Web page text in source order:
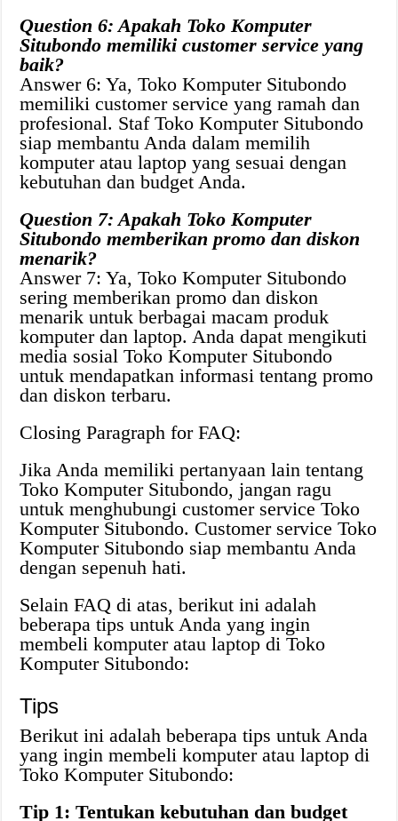
Question 6: Apakah Toko Komputer
Situbondo memiliki customer service yang
baik?
Answer 6: Ya, Toko Komputer Situbondo
memiliki customer service yang ramah dan
profesional. Staf Toko Komputer Situbondo
siap membantu Anda dalam memilih
komputer atau laptop yang sesuai dengan
kebutuhan dan budget Anda.
Question 7: Apakah Toko Komputer
Situbondo memberikan promo dan diskon
menarik?
Answer 7: Ya, Toko Komputer Situbondo
sering memberikan promo dan diskon
menarik untuk berbagai macam produk
komputer dan laptop. Anda dapat mengikuti
media sosial Toko Komputer Situbondo
untuk mendapatkan informasi tentang promo
dan diskon terbaru.
Closing Paragraph for FAQ:
Jika Anda memiliki pertanyaan lain tentang
Toko Komputer Situbondo, jangan ragu
untuk menghubungi customer service Toko
Komputer Situbondo. Customer service Toko
Komputer Situbondo siap membantu Anda
dengan sepenuh hati.
Selain FAQ di atas, berikut ini adalah
beberapa tips untuk Anda yang ingin
membeli komputer atau laptop di Toko
Komputer Situbondo:
Tips
Berikut ini adalah beberapa tips untuk Anda
yang ingin membeli komputer atau laptop di
Toko Komputer Situbondo:
Tip 1: Tentukan kebutuhan dan budget